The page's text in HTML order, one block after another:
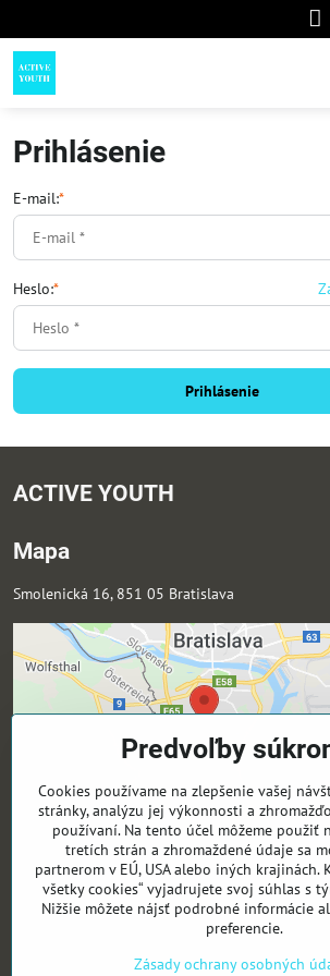
Prihlásenie
E-mail:*
Heslo:*
Prihlásenie
ACTIVE YOUTH
Mapa
Smolenická 16, 851 05 Bratislava
Sledujte nás
Activeyouthsk -Ig
Predvoľby
Cookies používame na zlepšenie vašej
stránky, analýzu jej výkonnosti a
používaní. Na tento účel môžeme použiť
tretích strán a zhromaždené údaje sa
partnerom v EÚ, USA alebo iných krajinách.
všetky cookies“ vyjadrujete svoj súhlas s
Nižšie môžete nájsť podrobné informácie
preferencie.
Zásady ochrany osobných